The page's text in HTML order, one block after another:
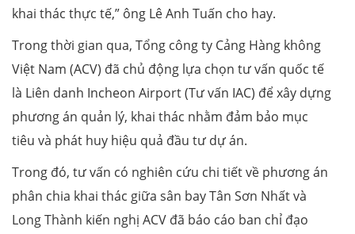
khai thác thực tế,” ông Lê Anh Tuấn cho hay.
Trong thời gian qua, Tổng công ty Cảng Hàng không
Việt Nam (ACV) đã chủ động lựa chọn tư vấn quốc tế
là Liên danh Incheon Airport (Tư vấn IAC) để xây dựng
phương án quản lý, khai thác nhằm đảm bảo mục
tiêu và phát huy hiệu quả đầu tư dự án.
Trong đó, tư vấn có nghiên cứu chi tiết về phương án
phân chia khai thác giữa sân bay Tân Sơn Nhất và
Long Thành kiến nghị ACV đã báo cáo ban chỉ đạo